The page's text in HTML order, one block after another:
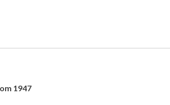
1947